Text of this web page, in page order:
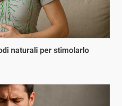
naturali per stimolarlo